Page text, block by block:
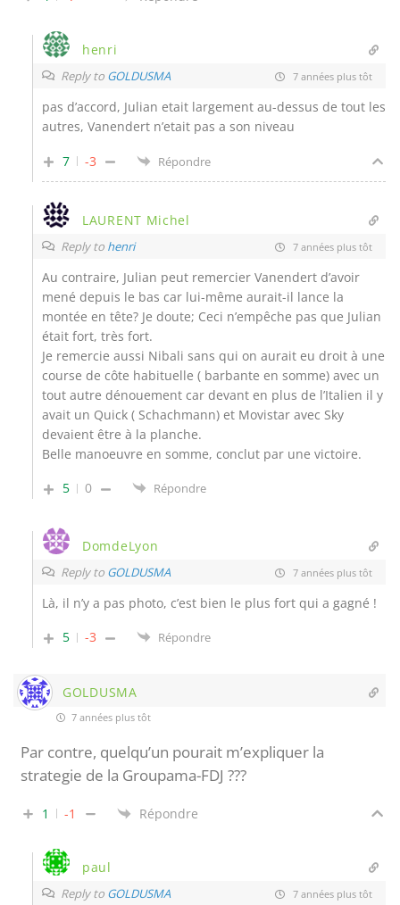
henri
Reply to GOLDUSMA 7 années plus tôt
pas d’accord, Julian etait largement au-dessus de tout les
autres, Vanendert n’etait pas a son niveau
7 -3 Répondre
LAURENT Michel
Reply to henri 7 années plus tôt
Au contraire, Julian peut remercier Vanendert d’avoir
mené depuis le bas car lui-même aurait-il lance la
montée en tête? Je doute; Ceci n’empêche pas que Julian
était fort, très fort.
Je remercie aussi Nibali sans qui on aurait eu droit à une
course de côte habituelle ( barbante en somme) avec un
tout autre dénouement car devant en plus de l’Italien il y
avait un Quick ( Schachmann) et Movistar avec Sky
devaient être à la planche.
Belle manoeuvre en somme, conclut par une victoire.
5
0 Répondre
DomdeLyon
Reply to GOLDUSMA 7 années plus tôt
Là, il n’y a pas photo, c’est bien le plus fort qui a gagné !
5
-3 Répondre
GOLDUSMA
7 années plus tôt
Par contre, quelqu’un pourait m’expliquer la
strategie de la Groupama-FDJ ???
1 -1 Répondre
paul
Reply to GOLDUSMA 7 années plus tôt